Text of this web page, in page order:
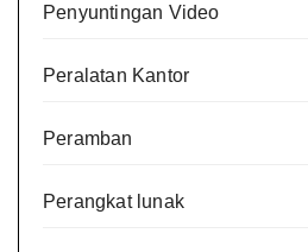
Penyuntingan Video
Peralatan Kantor
Peramban
Perangkat lunak